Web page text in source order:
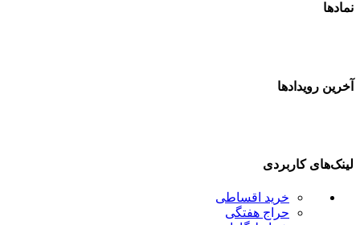
رویدادها
کاربردی
خرید اقساطی
حراج هفتگی